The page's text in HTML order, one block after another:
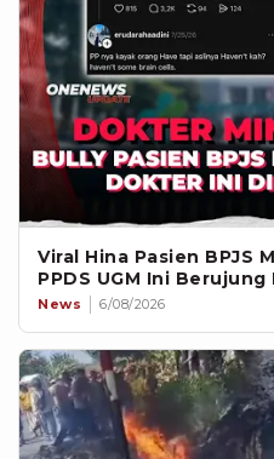
Viral Hina Pasien BPJS
PPDS UGM Ini
News 6/08/2026